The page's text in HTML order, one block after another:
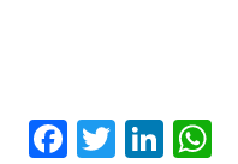
Facebook
Twitter